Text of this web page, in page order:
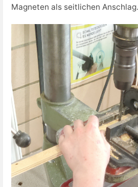
Magneten als seitlichen Anschlag.